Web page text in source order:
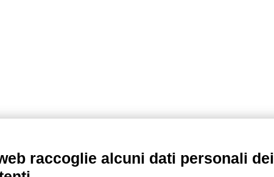
raccoglie alcuni dati personali dei